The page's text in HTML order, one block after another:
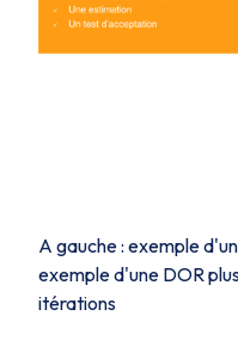
A gauche : exemple
exemple d'une DOR
itérations